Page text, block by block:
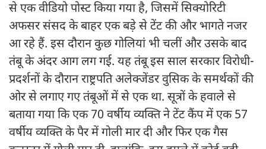
से एक वीडियो पोस्ट किया गया है, जिसमें सिक्योरिटी
अफसर संसद के बाहर एक बड़े से टेंट की और भागते नजर
आ रहे हैं. इस दौरान कुछ गोलियां भी चलीं और उसके बाद
तंबू के अंदर आग लग गई. यह तंबू इस साल सरकार विरोधी-
प्रदर्शनों के दौरान राष्ट्रपति अलेक्जेंडर वुसिक के समर्थकों की
ओर से लगाए गए तंबूओं में से एक था. सूत्रों के हवाले से
बताया गया कि एक 70 वर्षीय व्यक्ति ने टेंट कैंप में एक 57
वर्षीय व्यक्ति के पैर में गोली मार दी और फिर एक गैस